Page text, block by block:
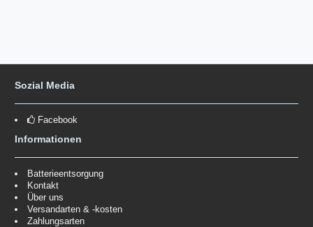
Sozial Media
Facebook
Informationen
Batterieentsorgung
Kontakt
Über uns
Versandarten & -kosten
Zahlungsarten